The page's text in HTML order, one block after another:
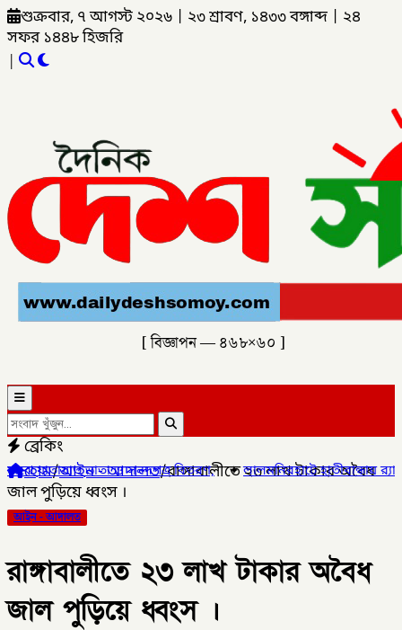
শুক্রবার, ৭ আগস্ট ২০২৬ ২৩ শ্রাবণ, ১৪৩৩ বঙ্গাব্দ
২৪
সফর ১৪৪৮ হিজরি
|
[ বিজ্ঞাপন — ৪৬৮×৬০ ]
ব্রেকিং
ভাতা ও সনদপত্র বিতরণ,✦লালমনিরহাটে হাতীবান্ধায় র‌্যাব-১৩
হোম/আইন - আদালত/রাঙ্গাবালীতে ২৩ লাখ টাকার অবৈধ
জাল পুড়িয়ে ধ্বংস ।
আইন - আদালত
রাঙ্গাবালীতে ২৩ লাখ টাকার অবৈধ
জাল পুড়িয়ে ধ্বংস ।